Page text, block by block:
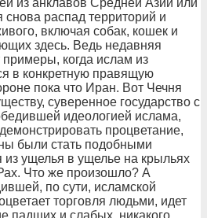
из анклавов Средней Азии или
распад территорий и
включая собак, кошек и
здесь. Ведь недавняя
примеры, когда ислам из
в конкретную правящую
пока что Иран. Вот Чечня
суверенное государство с
идеологией ислама,
процветание,
были стать подобными
ущелья в ущелье на крыльях
Что же произошло? А
по сути, исламской
торговля людьми, идет
падших и слабых, никакого